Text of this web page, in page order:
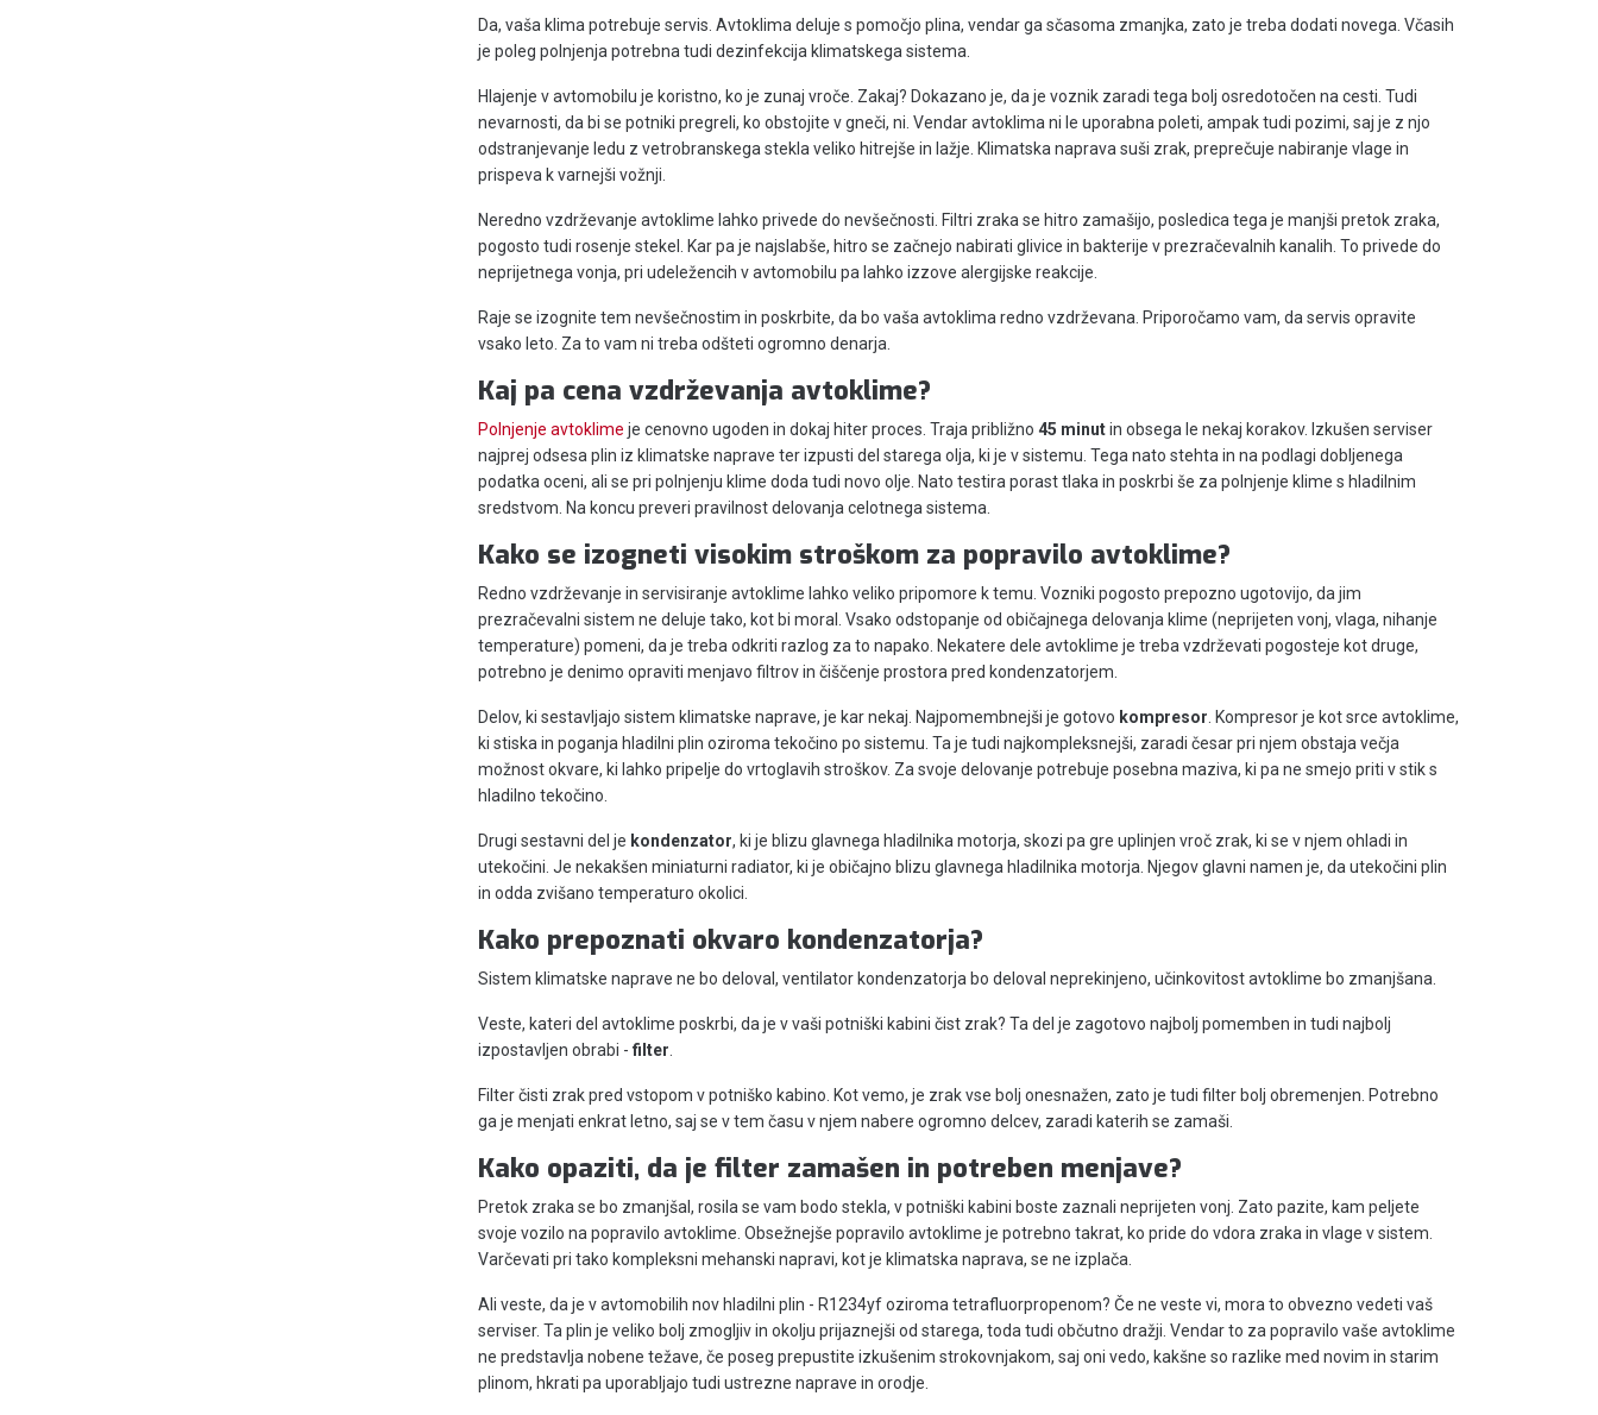
Da, vaša klima potrebuje servis. Avtoklima deluje s pomočjo plina, vendar ga sčasoma zmanjka, zato je treba dodati novega. Včasih
je poleg polnjenja potrebna tudi dezinfekcija klimatskega sistema.
Hlajenje v avtomobilu je koristno, ko je zunaj vroče. Zakaj? Dokazano je, da je voznik zaradi tega bolj osredotočen na cesti. Tudi
nevarnosti, da bi se potniki pregreli, ko obstojite v gneči, ni. Vendar avtoklima ni le uporabna poleti, ampak tudi pozimi, saj je z njo
odstranjevanje ledu z vetrobranskega stekla veliko hitrejše in lažje. Klimatska naprava suši zrak, preprečuje nabiranje vlage in
prispeva k varnejši vožnji.
Neredno vzdrževanje avtoklime lahko privede do nevšečnosti. Filtri zraka se hitro zamašijo, posledica tega je manjši pretok zraka,
pogosto tudi rosenje stekel. Kar pa je najslabše, hitro se začnejo nabirati glivice in bakterije v prezračevalnih kanalih. To privede do
neprijetnega vonja, pri udeležencih v avtomobilu pa lahko izzove alergijske reakcije.
Raje se izognite tem nevšečnostim in poskrbite, da bo vaša avtoklima redno vzdrževana. Priporočamo vam, da servis opravite
vsako leto. Za to vam ni treba odšteti ogromno denarja.
Kaj pa cena vzdrževanja avtoklime?
Polnjenje avtoklime je cenovno ugoden in dokaj hiter proces. Traja približno 45 minutin obsega le nekaj korakov. Izkušen serviser
najprej odsesa plin iz klimatske naprave ter izpusti del starega olja, ki je v sistemu. Tega nato stehta in na podlagi dobljenega
podatka oceni, ali se pri polnjenju klime doda tudi novo olje. Nato testira porast tlaka in poskrbi še za polnjenje klime s hladilnim
sredstvom. Na koncu preveri pravilnost delovanja celotnega sistema.
Kako se izogneti visokim stroškom za popravilo avtoklime?
Redno vzdrževanje in servisiranje avtoklime lahko veliko pripomore k temu. Vozniki pogosto prepozno ugotovijo, da jim
prezračevalni sistem ne deluje tako, kot bi moral. Vsako odstopanje od običajnega delovanja klime (neprijeten vonj, vlaga, nihanje
temperature) pomeni, da je treba odkriti razlog za to napako. Nekatere dele avtoklime je treba vzdrževati pogosteje kot druge,
potrebno je denimo opraviti menjavo filtrov in čiščenje prostora pred kondenzatorjem.
Delov, ki sestavljajo sistem klimatske naprave, je kar nekaj. Najpomembnejši je gotovo kompresor . Kompresor je kot srce avtoklime,
ki stiska in poganja hladilni plin oziroma tekočino po sistemu. Ta je tudi najkompleksnejši, zaradi česar pri njem obstaja večja
možnost okvare, ki lahko pripelje do vrtoglavih stroškov. Za svoje delovanje potrebuje posebna maziva, ki pa ne smejo priti v stik s
hladilno tekočino.
Drugi sestavni del je kondenzator, ki je blizu glavnega hladilnika motorja, skozi pa gre uplinjen vroč zrak, ki se v njem ohladi in
utekočini. Je nekakšen miniaturni radiator, ki je običajno blizu glavnega hladilnika motorja. Njegov glavni namen je, da utekočini plin
in odda zvišano temperaturo okolici.
Kako prepoznati okvaro kondenzatorja?
Sistem klimatske naprave ne bo deloval, ventilator kondenzatorja bo deloval neprekinjeno, učinkovitost avtoklime bo zmanjšana.
Veste, kateri del avtoklime poskrbi, da je v vaši potniški kabini čist zrak? Ta del je zagotovo najbolj pomemben in tudi najbolj
izpostavljen obrabi - filter
Filter čisti zrak pred vstopom v potniško kabino. Kot vemo, je zrak vse bolj onesnažen, zato je tudi filter bolj obremenjen. Potrebno
ga je menjati enkrat letno, saj se v tem času v njem nabere ogromno delcev, zaradi katerih se zamaši.
Kako opaziti, da je filter zamašen in potreben menjave?
Pretok zraka se bo zmanjšal, rosila se vam bodo stekla, v potniški kabini boste zaznali neprijeten vonj. Zato pazite, kam peljete
svoje vozilo na popravilo avtoklime. Obsežnejše popravilo avtoklime je potrebno takrat, ko pride do vdora zraka in vlage v sistem.
Varčevati pri tako kompleksni mehanski napravi, kot je klimatska naprava, se ne izplača.
Ali veste, da je v avtomobilih nov hladilni plin - R1234yf oziroma tetrafluorpropenom? Če ne veste vi, mora to obvezno vedeti vaš
serviser. Ta plin je veliko bolj zmogljiv in okolju prijaznejši od starega, toda tudi občutno dražji. Vendar to za popravilo vaše avtoklime
ne predstavlja nobene težave, če poseg prepustite izkušenim strokovnjakom, saj oni vedo, kakšne so razlike med novim in starim
plinom, hkrati pa uporabljajo tudi ustrezne naprave in orodje.